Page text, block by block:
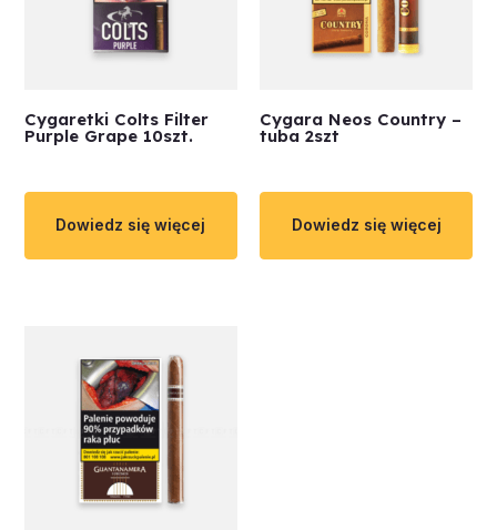
Cygaretki Colts Filter
Purple Grape 10szt.
Dowiedz się więcej
Cygara Neos Country –
tuba 2szt
Dowiedz się więcej